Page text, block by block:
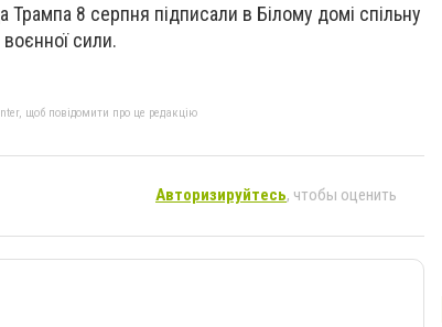
8 серпня підписали в Білому домі спільну
сили.
щоб повідомити про це редакцію
Авторизируйтесь, чтобы оценить